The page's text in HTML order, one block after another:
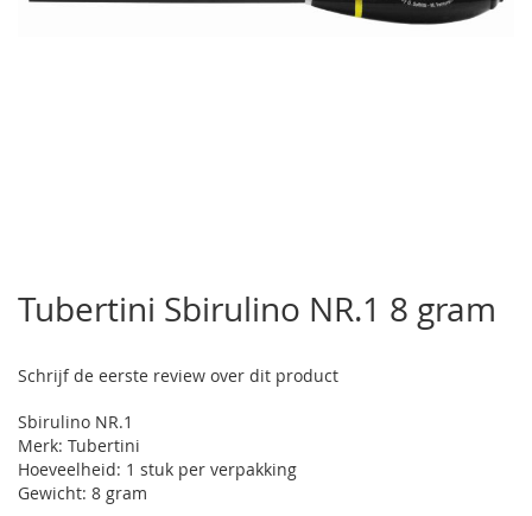
het
begin
de
gallerij
Tubertini Sbirulino NR.1 8 gram
Schrijf de eerste review over dit product
Sbirulino NR.1
Merk: Tubertini
Hoeveelheid: 1 stuk per verpakking
Gewicht: 8 gram